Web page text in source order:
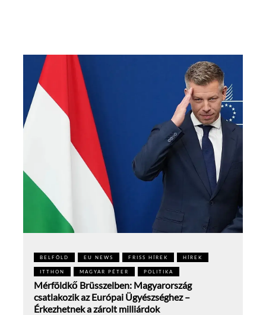
BELFÖLD EU NEWS FRISS HÍREK HÍREK
ITTHON MAGYAR PÉTER POLITIKA
Mérföldkő Brüsszelben: Magyarország
csatlakozik az Európai Ügyészséghez –
Érkezhetnek a zárolt milliárdok